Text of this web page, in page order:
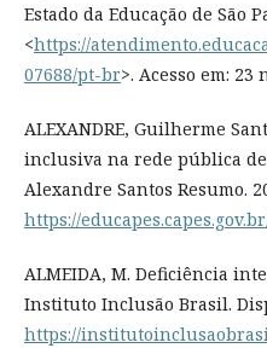
Estado da Educação de São
<https://
07688/pt-br>. Acesso em: 23
‌ALEXANDRE, Guilherme
inclusiva na rede pública
Alexandre Santos Resumo.
https://
ALMEIDA, M. Deficiência
Instituto Inclusão Brasil.
https://